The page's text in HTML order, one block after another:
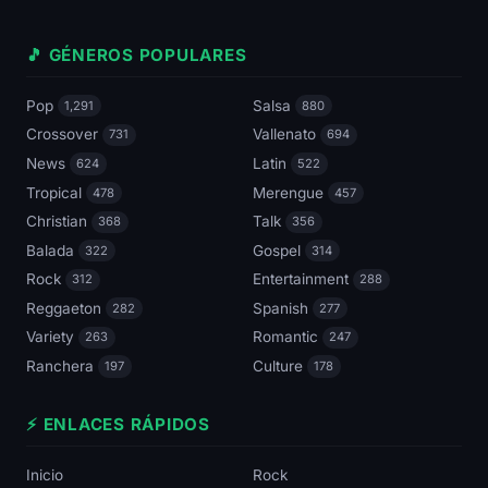
🎵 GÉNEROS POPULARES
Pop 1,291 Salsa 880
Crossover 731 Vallenato 694
News 624 Latin 522
Tropical 478 Merengue 457
Christian 368 Talk 356
Balada 322 Gospel 314
Rock 312 Entertainment 288
Reggaeton 282 Spanish 277
Variety 263 Romantic 247
Ranchera 197 Culture 178
⚡ ENLACES RÁPIDOS
Inicio Rock